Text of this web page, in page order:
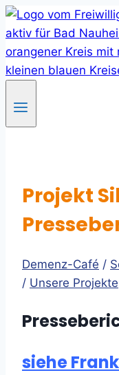
Skip
to
content
Projekt
Demenz-Café /
/ Unsere Projekte
siehe